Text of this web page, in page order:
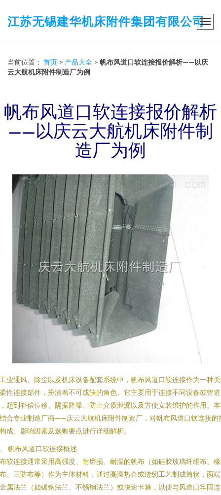
江苏无锡建华机床附件集团有限公司
当前位置： 首页 > 产品大全 > 帆布风道口软连接报价解析——以庆
云大航机床附件制造厂为例
帆布风道口软连接报价解析
——以庆云大航机床附件制
造厂为例
业通风、除尘以及机床设备配套系统中，帆布风道口软连接作为一种
性连接部件，扮演着不可或缺的角色。它主要用于连接不同设备或管
起到补偿位移、隔振降噪、防止介质泄漏以及方便安装维护的作用。
合专业制造厂商——庆云大航机床附件制造厂，对帆布风道口软连接的
成、影响因素及选购要点进行详细解析。
帆布风道口软连接概述
软连接通常采用高强度、耐磨损、耐温的帆布（如硅胶玻璃纤维布、
、三防布等）作为主体材料，通过高温热合或缝纫工艺制成筒状，两
属法兰（如碳钢法兰、不锈钢法兰）或快速卡箍，以便与风道口牢固连